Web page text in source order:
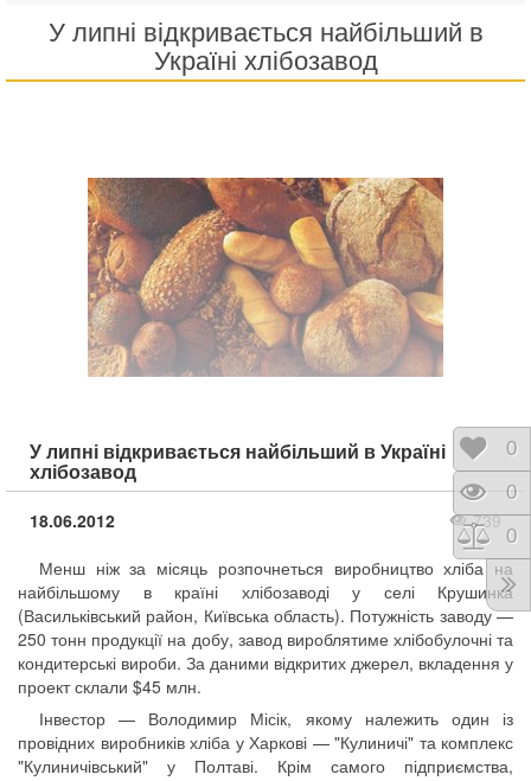
У липні відкривається найбільший в
Україні хлібозавод
У липні відкривається найбільший в Україні
хлібозавод
18.06.2012
739
Менш ніж за місяць розпочнеться виробництво хліба на
найбільшому в країні хлібозаводі у селі Крушинка
(Васильківський район, Київська область). Потужність заводу —
250 тонн продукції на добу, завод вироблятиме хлібобулочні та
кондитерські вироби. За даними відкритих джерел, вкладення у
проект склали $45 млн.
Інвестор — Володимир Місік, якому належить один із
провідних виробників хліба у Харкові — "Кулиничі" та комплекс
"Кулиничівський" у Полтаві. Крім самого підприємства,
0
0
0